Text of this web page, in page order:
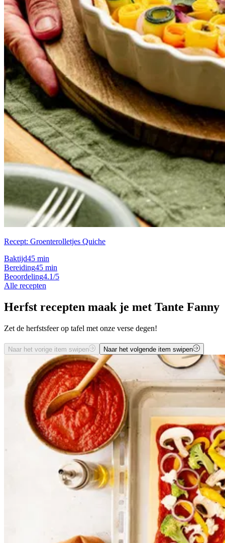
Recept: Groenterolletjes Quiche
Baktijd45 min
Bereiding45 min
Beoordeling4.1/5
Alle recepten
Herfst recepten maak je met Tante Fanny
Zet de herfstsfeer op tafel met onze verse degen!
Naar het vorige item swipen Naar het volgende item swipen